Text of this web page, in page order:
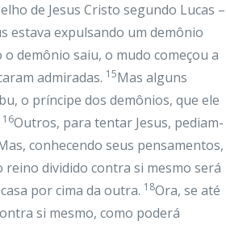
de Jesus Cristo segundo Lucas –
estava expulsando um demônio
demônio saiu, o mudo começou a
admiradas. 15Mas alguns
o príncipe dos demônios, que ele
16Outros, para tentar Jesus, pediam-
conhecendo seus pensamentos,
reino dividido contra si mesmo será
por cima da outra. 18Ora, se até
si mesmo, como poderá